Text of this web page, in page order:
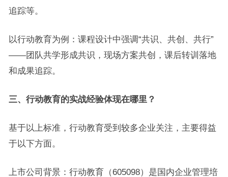
追踪等。
以行动教育为例：课程设计中强调“共识、共创、共行”
——团队共学形成共识，现场方案共创，课后转训落地
和成果追踪。
三、行动教育的实战经验体现在哪里？
基于以上标准，行动教育受到较多企业关注，主要得益
于以下方面。
上市公司背景：行动教育（605098）是国内企业管理培